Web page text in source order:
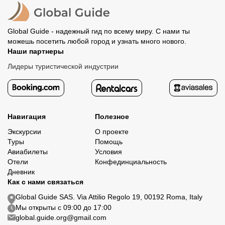
организатору напрямую не требуется.
Global Guide - надежный гид по всему миру. С нами ты
можешь посетить любой город и узнать много нового.
Наши партнеры
Лидеры туристической индустрии
Навигация
Экскурсии
Туры
Авиабилеты
Отели
Дневник
Полезное
О проекте
Помощь
Условия
Конфединциальность
Как с нами связаться
Global Guide SAS. Via Attilio Regolo 19, 00192 Roma, Italy
Мы открыты с 09:00 до 17:00
global.guide.org@gmail.com